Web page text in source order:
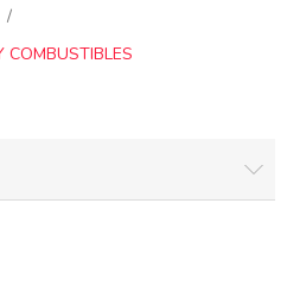
/
COMBUSTIBLES